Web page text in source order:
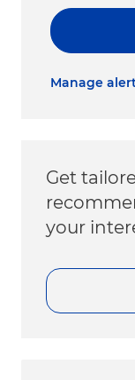
Manage
Get
your